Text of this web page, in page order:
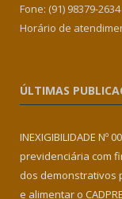
Fone: (91) 98379-2634
Horário de
ÚLTIMAS
INEXIGIBILIDADE
previdenciária com
dos demonstrativos
e alimentar o